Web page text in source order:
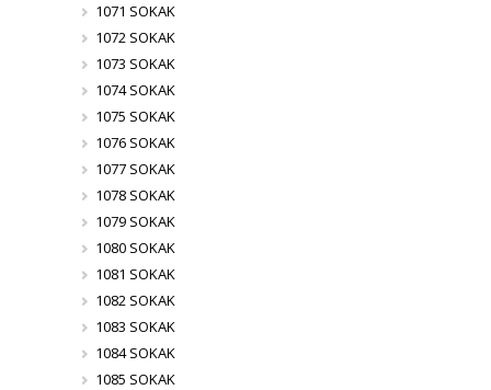
1071 SOKAK
1072 SOKAK
1073 SOKAK
1074 SOKAK
1075 SOKAK
1076 SOKAK
1077 SOKAK
1078 SOKAK
1079 SOKAK
1080 SOKAK
1081 SOKAK
1082 SOKAK
1083 SOKAK
1084 SOKAK
1085 SOKAK